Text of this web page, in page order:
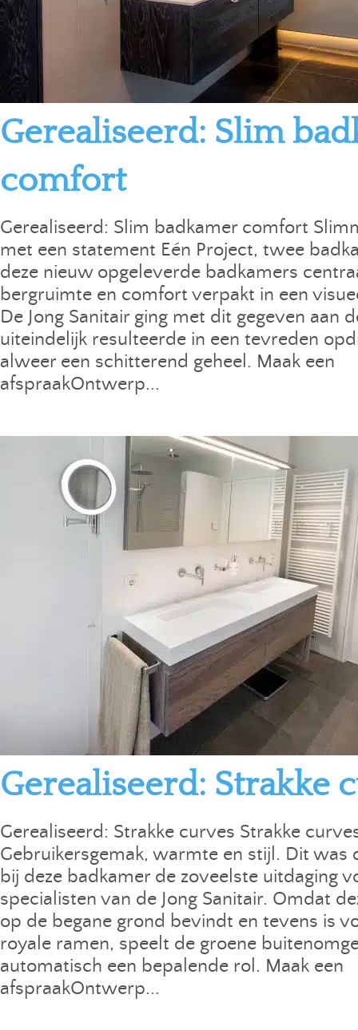
Gerealiseerd: Slim
comfort
Gerealiseerd: Slim badkamer comfort
met een statement Eén Project, twee
deze nieuw opgeleverde badkamers
bergruimte en comfort verpakt in een
De Jong Sanitair ging met dit gegeven aan
uiteindelijk resulteerde in een tevreden
alweer een schitterend geheel. Maak een
afspraakOntwerp...
Gerealiseerd: Strakke
Gerealiseerd: Strakke curves Strakke
Gebruikersgemak, warmte en stijl. Dit was
bij deze badkamer de zoveelste uitdaging
specialisten van de Jong Sanitair. Omdat
op de begane grond bevindt en tevens is
royale ramen, speelt de groene
automatisch een bepalende rol. Maak een
afspraakOntwerp...